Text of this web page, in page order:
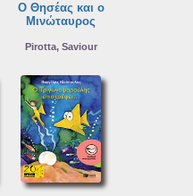
Ο Θησέας και ο
Μινώταυρος
Pirotta, Saviour